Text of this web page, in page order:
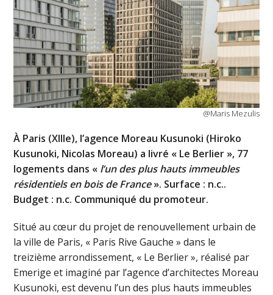
@Maris Mezulis
À Paris (XIIIe), l’agence Moreau Kusunoki (Hiroko
Kusunoki, Nicolas Moreau) a livré « Le Berlier », 77
logements dans « l’un des plus hauts immeubles
résidentiels en bois de France». Surface : n.c..
Budget : n.c. Communiqué du promoteur.
Situé au cœur du projet de renouvellement urbain de
la ville de Paris, « Paris Rive Gauche » dans le
treizième arrondissement, « Le Berlier », réalisé par
Emerige et imaginé par l’agence d’architectes Moreau
Kusunoki, est devenu l’un des plus hauts immeubles